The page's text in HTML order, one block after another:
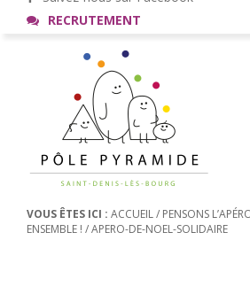
RECRUTEMENT
VOUS ÊTES ICI : ACCUEIL/ PENSONS
ENSEMBLE ! /APERO-DE-NOEL-SOLIDAIRE